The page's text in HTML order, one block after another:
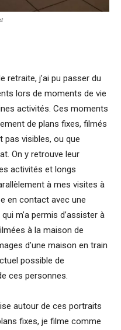
retraite, j’ai pu passer du
lors de moments de vie
activités. Ces moments
de plans fixes, filmés
pas visibles, ou que
On y retrouve leur
activités et longs
à mes visites à
en contact avec une
m’a permis d’assister à
à la maison de
d’une maison en train
possible de
ces personnes.
autour de ces portraits
fixes, je filme comme